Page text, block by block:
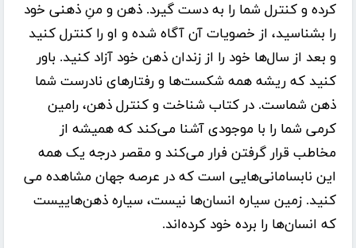
کرده و کنترل شما را به دست گیرد. ذهن و منِ ذهنی خود
را بشناسید، از خصویات آن آگاه شده و او را کنترل کنید
و بعد از سال‌ها خود را از زندان ذهن خود آزاد کنید. باور
کنید که ریشه همه شکست‌ها و رفتارهای نادرست شما
ذهن شماست. در کتاب شناخت و کنترل ذهن، رامین
کرمی شما را با موجودی آشنا می‌کند که همیشه از
مخاطب قرار گرفتن فرار می‌کند و مقصر درجه یک همه
این نابسامانی‌هایی است که در عرصه جهان مشاهده می
کنید. زمین سیاره انسان‌ها نیست، سیاره ذهن‌هاییست
که انسان‌ها را برده خود کرده‌اند.